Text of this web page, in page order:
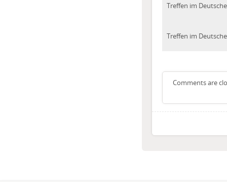
Treffen im
Treffen im
Comments are